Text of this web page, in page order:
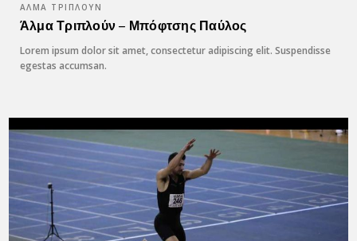
ΆΛΜΑ ΤΡΙΠΛΟΎΝ
Άλμα Τριπλούν – Μπόφτσης Παύλος
Lorem ipsum dolor sit amet, consectetur adipiscing elit. Suspendisse
egestas accumsan.